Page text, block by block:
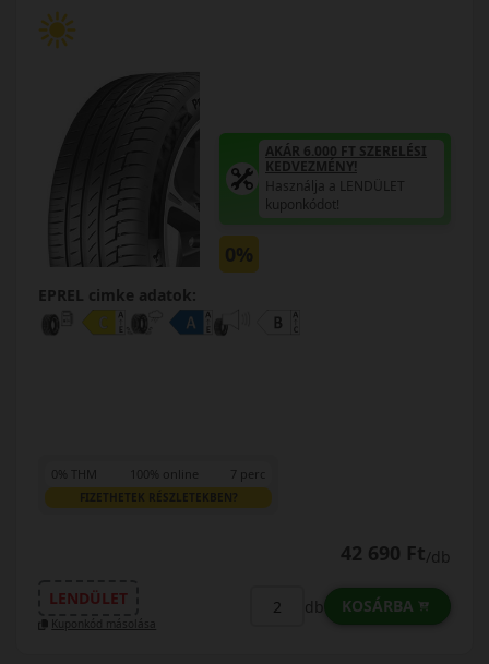
AKÁR 6.000 FT SZERELÉSI
KEDVEZMÉNY!
Használja a LENDÜLET
kuponkódot!
0%
EPREL cimke adatok:
0% THM 100% online 7 perc
FIZETHETEK RÉSZLETEKBEN?
42 690 Ft/db
LENDÜLET
Kuponkód másolása
db KOSÁRBA